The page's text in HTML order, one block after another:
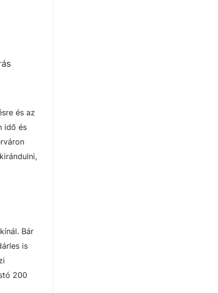
és az
idő és
Bár
is
200